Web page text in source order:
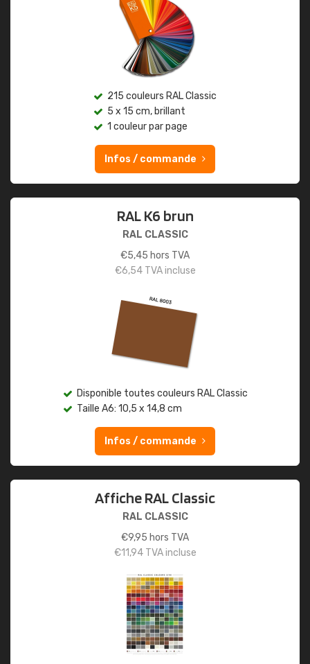
215 couleurs RAL Classic
5 x 15 cm, brillant
1 couleur par page
Infos / commande
RAL K6 brun
RAL CLASSIC
€5,45 hors TVA
€6,54TVA incluse
Disponible toutes couleurs RAL Classic
Taille A6: 10,5 x 14,8 cm
Infos / commande
Affiche RAL Classic
RAL CLASSIC
€9,95 hors TVA
€11,94TVA incluse